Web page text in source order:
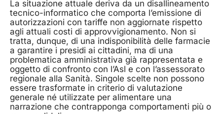
La situazione attuale deriva da un disallineamento
tecnico-informatico che comporta l’emissione di
autorizzazioni con tariffe non aggiornate rispetto
agli attuali costi di approvvigionamento. Non si
tratta, dunque, di una indisponibilità delle farmacie
a garantire i presidi ai cittadini, ma di una
problematica amministrativa già rappresentata e
oggetto di confronto con l’Asl e con l’assessorato
regionale alla Sanità. Singole scelte non possono
essere trasformate in criterio di valutazione
generale né utilizzate per alimentare una
narrazione che contrapponga comportamenti più o